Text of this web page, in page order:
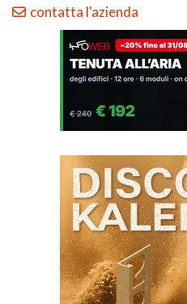
contatta l'azienda